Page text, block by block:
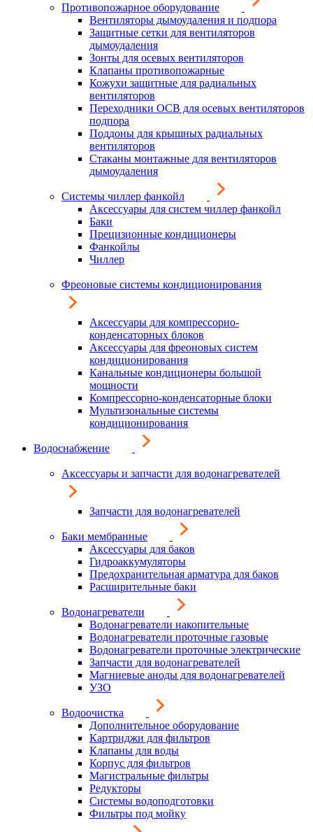
Противопожарное оборудование
Вентиляторы дымоудаления и подпора
Защитные сетки для вентиляторов
дымоудаления
Зонты для осевых вентиляторов
Клапаны противопожарные
Кожухи защитные для радиальных
вентиляторов
Переходники ОСВ для осевых вентиляторов
подпора
Поддоны для крышных радиальных
вентиляторов
Стаканы монтажные для вентиляторов
дымоудаления
Системы чиллер фанкойл
Аксессуары для систем чиллер фанкойл
Баки
Прецизионные кондиционеры
Фанкойлы
Чиллер
Фреоновые системы кондиционирования
Аксессуары для компрессорно-
конденсаторных блоков
Аксессуары для фреоновых систем
кондиционирования
Канальные кондиционеры большой
мощности
Компрессорно-конденсаторные блоки
Мультизональные системы
кондиционирования
Водоснабжение
Аксессуары и запчасти для водонагревателей
Запчасти для водонагревателей
Баки мембранные
Аксессуары для баков
Гидроаккумуляторы
Предохранительная арматура для баков
Расширительные баки
Водонагреватели
Водонагреватели накопительные
Водонагреватели проточные газовые
Водонагреватели проточные электрические
Запчасти для водонагревателей
Магниевые аноды для водонагревателей
УЗО
Водоочистка
Дополнительное оборудование
Картриджи для фильтров
Клапаны для воды
Корпус для фильтров
Магистральные фильтры
Редукторы
Системы водоподготовки
Фильтры под мойку